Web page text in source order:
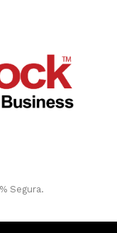
Segura.